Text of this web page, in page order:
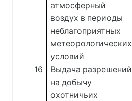
атмосферный
воздух в периоды
неблагоприятных
метеорологических
условий
16
Выдача разрешений
на добычу
охотничьих